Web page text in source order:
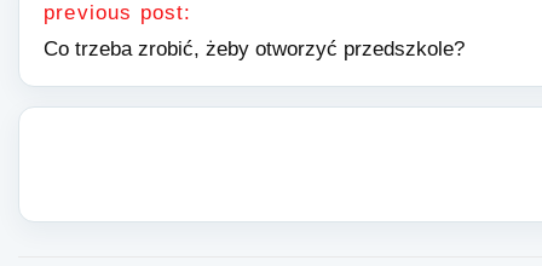
previous post:
Co trzeba zrobić, żeby otworzyć przedszkole?